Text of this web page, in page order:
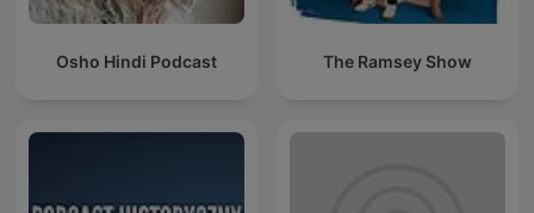
Osho Hindi Podcast The Ramsey Show